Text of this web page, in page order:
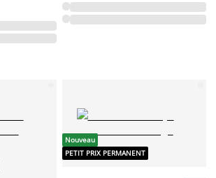
Nouveau
PETIT PRIX PERMANENT